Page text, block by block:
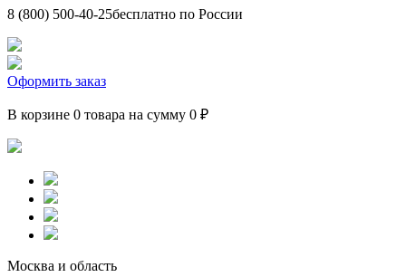
8 (800) 500-40-25бесплатно по России
Оформить заказ
В корзине 0 товара на сумму 0 ₽
Москва и область